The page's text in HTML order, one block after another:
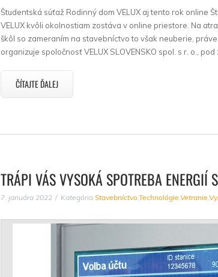
Študentská súťaž Rodinný dom VELUX aj tento rok online
VELUX kvôli okolnostiam zostáva v online priestore. Na
škôl so zameraním na stavebníctvo to však neuberie,
organizuje spoločnosť VELUX SLOVENSKO spol. s r. o.,
ČÍTAJTE ĎALEJ
TRÁPI VÁS VYSOKÁ SPOTREBA
7. januára 2022 Kategória StavebníctvoTechnológie Vetranie